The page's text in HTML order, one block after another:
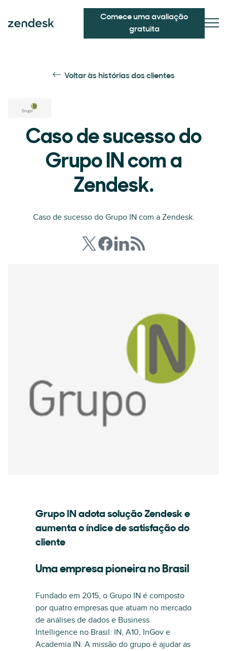
Comece uma avaliação
gratuita
Voltar às histórias dos clientes
Caso de sucesso do
Grupo IN com a
Zendesk.
Caso de sucesso do Grupo IN com a Zendesk.
Grupo IN adota solução Zendesk e
aumenta o índice de satisfação do
cliente
Uma empresa pioneira no Brasil
Fundado em 2015, o Grupo IN é composto
por quatro empresas que atuam no mercado
de análises de dados e Business
Intelligence no Brasil: IN, A10, InGov e
Academia IN. A missão do grupo é ajudar as